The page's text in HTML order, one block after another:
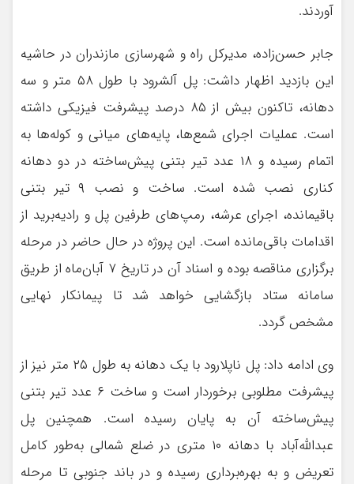
آوردند.
جابر حسن‌زاده، مدیرکل راه و شهرسازی مازندران در حاشیه
این بازدید اظهار داشت: پل آلشرود با طول ۵۸ متر و سه
دهانه، تاکنون بیش از ۸۵ درصد پیشرفت فیزیکی داشته
است. عملیات اجرای شمع‌ها، پایه‌های میانی و کوله‌ها به
اتمام رسیده و ۱۸ عدد تیر بتنی پیش‌ساخته در دو دهانه
کناری نصب شده است. ساخت و نصب ۹ تیر بتنی
باقیمانده، اجرای عرشه، رمپ‌های طرفین پل و رادیه‌برید از
اقدامات باقی‌مانده است. این پروژه در حال حاضر در مرحله
برگزاری مناقصه بوده و اسناد آن در تاریخ ۷ آبان‌ماه از طریق
سامانه ستاد بازگشایی خواهد شد تا پیمانکار نهایی
مشخص گردد.
وی ادامه داد: پل ناپلارود با یک دهانه به طول ۲۵ متر نیز از
پیشرفت مطلوبی برخوردار است و ساخت ۶ عدد تیر بتنی
پیش‌ساخته آن به پایان رسیده است. همچنین پل
عبدالله‌آباد با دهانه ۱۰ متری در ضلع شمالی به‌طور کامل
تعریض و به بهره‌برداری رسیده و در باند جنوبی تا مرحله